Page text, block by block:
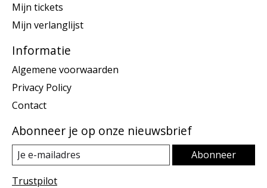
Mijn tickets
Mijn verlanglijst
Informatie
Algemene voorwaarden
Privacy Policy
Contact
Abonneer je op onze nieuwsbrief
Abonneer
Trustpilot